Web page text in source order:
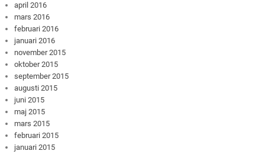
april 2016
mars 2016
februari 2016
januari 2016
november 2015
oktober 2015
september 2015
augusti 2015
juni 2015
maj 2015
mars 2015
februari 2015
januari 2015